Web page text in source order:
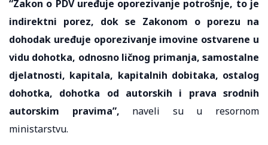
“Zakon o PDV uređuje oporezivanje potrošnje, to je
indirektni porez, dok se Zakonom o porezu na
dohodak uređuje oporezivanje imovine ostvarene u
vidu dohotka, odnosno ličnog primanja, samostalne
djelatnosti, kapitala, kapitalnih dobitaka, ostalog
dohotka, dohotka od autorskih i prava srodnih
autorskim pravima”, naveli su u resornom
ministarstvu.